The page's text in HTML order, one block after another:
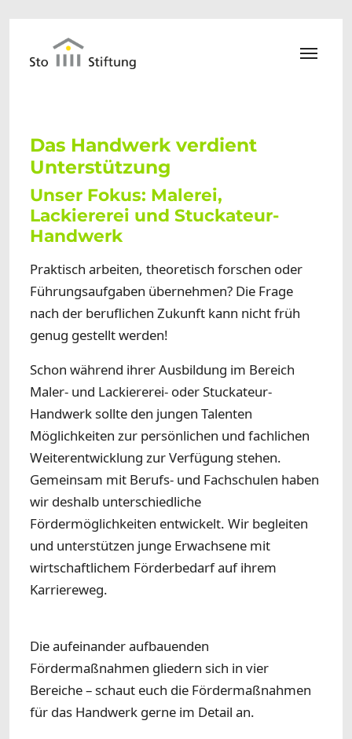
Das Handwerk verdient
Unterstützung
Unser Fokus: Malerei,
Lackiererei und Stuckateur-
Handwerk
Praktisch arbeiten, theoretisch forschen oder
Führungsaufgaben übernehmen? Die Frage
nach der beruflichen Zukunft kann nicht früh
genug gestellt werden!
Schon während ihrer Ausbildung im Bereich
Maler- und Lackiererei- oder Stuckateur-
Handwerk sollte den jungen Talenten
Möglichkeiten zur persönlichen und fachlichen
Weiterentwicklung zur Verfügung stehen.
Gemeinsam mit Berufs- und Fachschulen haben
wir deshalb unterschiedliche
Fördermöglichkeiten entwickelt. Wir begleiten
und unterstützen junge Erwachsene mit
wirtschaftlichem Förderbedarf auf ihrem
Karriereweg.
Die aufeinander aufbauenden
Fördermaßnahmen gliedern sich in vier
Bereiche – schaut euch die Fördermaßnahmen
für das Handwerk gerne im Detail an.